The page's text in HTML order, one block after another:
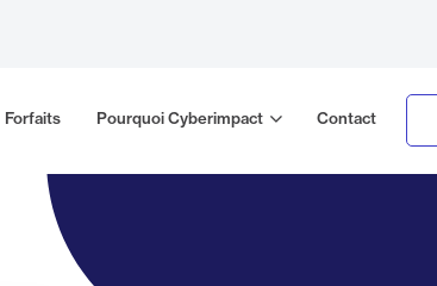
Forfaits Pourquoi Cyberimpact Contact